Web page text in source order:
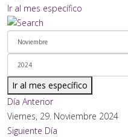
Ir al mes específico
Ir al mes específico
Día Anterior
Viernes, 29. Noviembre 2024
Siguiente Día